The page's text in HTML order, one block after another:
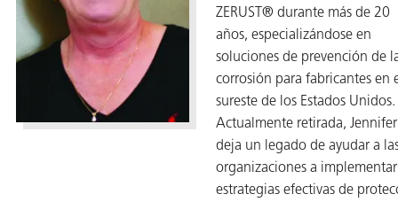
ZERUST® durante más de 20
años, especializándose en
soluciones de prevención de
corrosión para fabricantes en
sureste de los Estados Unidos.
Actualmente retirada, Jennifer
deja un legado de ayudar a
organizaciones a implementar
estrategias efectivas de